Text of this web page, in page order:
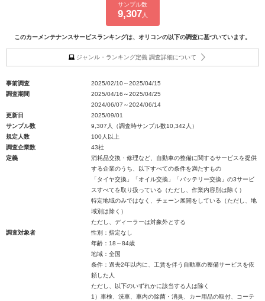
サンプル数
9,307 人
このカーメンテナンスサービスランキングは、オリコンの以下の調査に基づいています。
ジャンル・ランキング定義 調査詳細について
事前調査
2025/02/10～2025/04/15
調査期間
2025/04/16～2025/04/25
2024/06/07～2024/06/14
更新日
2025/09/01
サンプル数
9,307人（調査時サンプル数10,342人）
規定人数
100人以上
調査企業数
43社
定義
消耗品交換・修理など、自動車の整備に関するサービスを提供
する企業のうち、以下すべての条件を満たすもの
「タイヤ交換」「オイル交換」「バッテリー交換」の3サービ
スすべてを取り扱っている（ただし、作業内容別は除く）
特定地域のみではなく、チェーン展開をしている（ただし、地
域別は除く）
ただし、ディーラーは対象外とする
調査対象者
性別：指定なし
年齢：18～84歳
地域：全国
条件：過去2年以内に、工賃を伴う自動車の整備サービスを依
頼した人
ただし、以下のいずれかに該当する人は除く
1）車検、洗車、車内の除菌・消臭、カー用品の取付、コーテ